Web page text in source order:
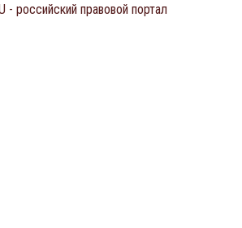
российский правовой портал